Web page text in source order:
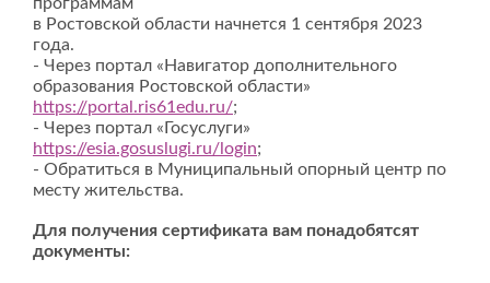
в Ростовской области начнется 1 сентября 2023
года.
- Через портал «Навигатор дополнительного
образования Ростовской области»
https://portal.ris61edu.ru/;
- Через портал «Госуслуги»
https://esia.gosuslugi.ru/login;
- Обратиться в Муниципальный опорный центр по
месту жительства.
Для получения сертификата вам понадобятсят
документы: